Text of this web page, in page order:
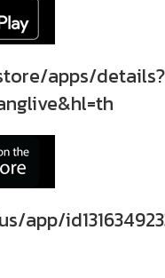
apps/details?
app/